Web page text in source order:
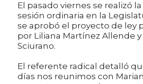
El pasado viernes se realizó
sesión ordinaria en la
se aprobó el proyecto de ley
por Liliana Martínez Allende
Sciurano.
El referente radical detalló
días nos reunimos con